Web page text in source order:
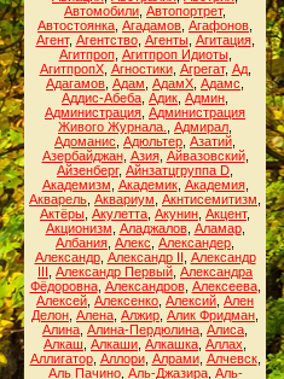
Автомобили Автопортрет,
Автостоянка Агадамов Агафонов
Агент, Агентство, Агенты, Агитация,
Агитпроп, Агитпроп Идиоты,
АгитпропХ, Агностики, Агрегат, Ад,
Адагамов Адам АдамХ Адамс
Аддис-Абеба Адик Админ
Администрация Администрация
Живого Журнала.
Адмирал
Адоманис Адюльтер Азатий
Азербайджан, Азия, Айвазовский,
Айзенберг, Айнзатцгруппа D
Академизм Академик, Академия,
Акварель Аквариум Акнтисемитизм
Актёры Акулетта Акунин Акцент,
Акционизм Аладжалов, Аламар,
Албания Алекс Александер
Александр, Александр II Александр
III Александр Первый Александра
Фёдоровна, Александров, Алексеева,
Алексей Алексенко Алексий Ален
Делон Алена Алжир Алик Фридман
Алина Алина-Пердюлина Алиса
Алкаш Алкаши Алкашка Аллах
Аллигатор, Аллори, Алрами, Алчевск,
Аль Пачино, Аль-Джазира, Аль-